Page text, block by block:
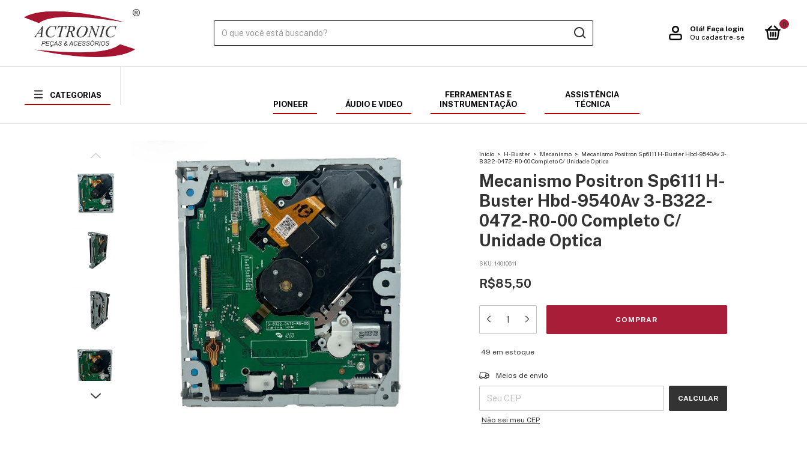
Olá! Faça login
Ou cadastre-se
0
CATEGORIAS
PIONEER
ÁUDIO E VIDEO
FERRAMENTAS E
INSTRUMENTAÇÃO
ASSISTÊNCIA
TÉCNICA
Início > H-Buster > Mecanismo > Mecanismo Positron Sp6111 H-Buster Hbd-9540Av 3-
B322-0472-R0-00 Completo C/ Unidade Optica
Mecanismo Positron Sp6111 H-
Buster Hbd-9540Av 3-B322-
0472-R0-00 Completo C/
Unidade Optica
SKU: 14010611
R$85,50
49 em estoque
Entregas para o CEP:
Meios de envio
CALCULAR
Não sei meu CEP